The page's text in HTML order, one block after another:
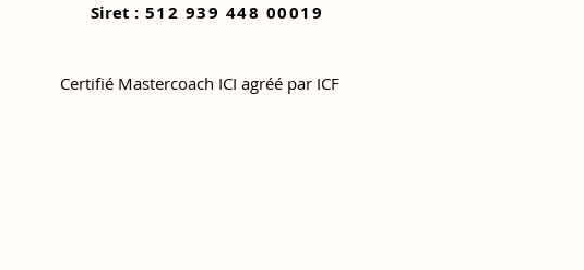
Siret : 512 939 448 00019
Certifié Mastercoach ICI agréé par ICF